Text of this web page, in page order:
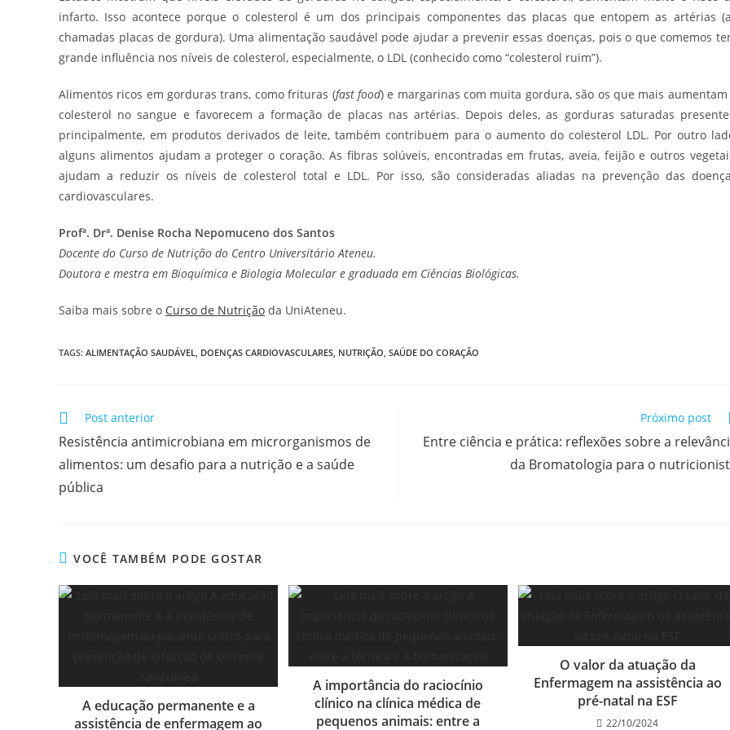
infarto. Isso acontece porque o colesterol é um dos principais componentes das placas que entopem as artérias
chamadas placas de gordura). Uma alimentação saudável pode ajudar a prevenir essas doenças, pois o que comemos
grande influência nos níveis de colesterol, especialmente, o LDL (conhecido como “colesterol ruim”).
Alimentos ricos em gorduras trans, como frituras (fast food) e margarinas com muita gordura, são os que mais aumentam
colesterol no sangue e favorecem a formação de placas nas artérias. Depois deles, as gorduras saturadas
principalmente, em produtos derivados de leite, também contribuem para o aumento do colesterol LDL. Por outro
alguns alimentos ajudam a proteger o coração. As fibras solúveis, encontradas em frutas, aveia, feijão e outros
ajudam a reduzir os níveis de colesterol total e LDL. Por isso, são consideradas aliadas na prevenção das
cardiovasculares.
Profª. Drª. Denise Rocha Nepomuceno dos Santos
Docente do Curso de Nutrição do Centro Universitário Ateneu.
Doutora e mestra em Bioquímica e Biologia Molecular e graduada em Ciências Biológicas.
Saiba mais sobre o Curso de Nutrição da UniAteneu.
TAGS: ALIMENTAÇÃO SAUDÁVEL, DOENÇAS CARDIOVASCULARES, NUTRIÇÃO, SAÚDE DO CORAÇÃO
Post anterior
Resistência antimicrobiana em microrganismos de
alimentos: um desafio para a nutrição e a saúde
pública
Próximo post
Entre ciência e prática: reflexões sobre a
da Bromatologia para o
VOCÊ TAMBÉM PODE GOSTAR
A educação permanente e a
assistência de enfermagem ao
A importância do raciocínio
clínico na clínica médica de
pequenos animais: entre a
O valor da atuação da
Enfermagem na assistência ao
pré-natal na ESF
22/10/2024